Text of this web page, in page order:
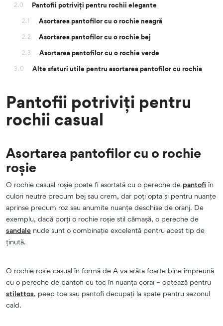
2.0 Pantofii potriviți pentru rochii elegante
2.1 Asortarea pantofilor cu o rochie neagră
2.2 Asortarea pantofilor cu o rochie bej
2.3 Asortarea pantofilor cu o rochie verde
3.0 Alte sfaturi utile pentru asortarea pantofilor cu rochia
Pantofii potriviți pentru
rochii casual
Asortarea pantofilor cu o rochie
roșie
O rochie casual roșie poate fi asortată cu o pereche de pantofi în
culori neutre precum bej sau crem, dar poți opta și pentru nuanțe
aprinse precum roz sau anumite nuanțe deschise de oranj. De
exemplu, dacă porți o rochie roșie stil cămașă, o pereche de
sandale nude sunt o combinație excelentă pentru acest tip de
ținută.
O rochie roșie casual în formă de A va arăta foarte bine împreună
cu o pereche de pantofi cu toc în nuanța corai – optează pentru
stilettos, peep toe sau pantofi decupați la spate pentru sezonul
cald.